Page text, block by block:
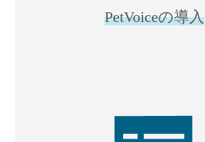
PetVoiceの導入